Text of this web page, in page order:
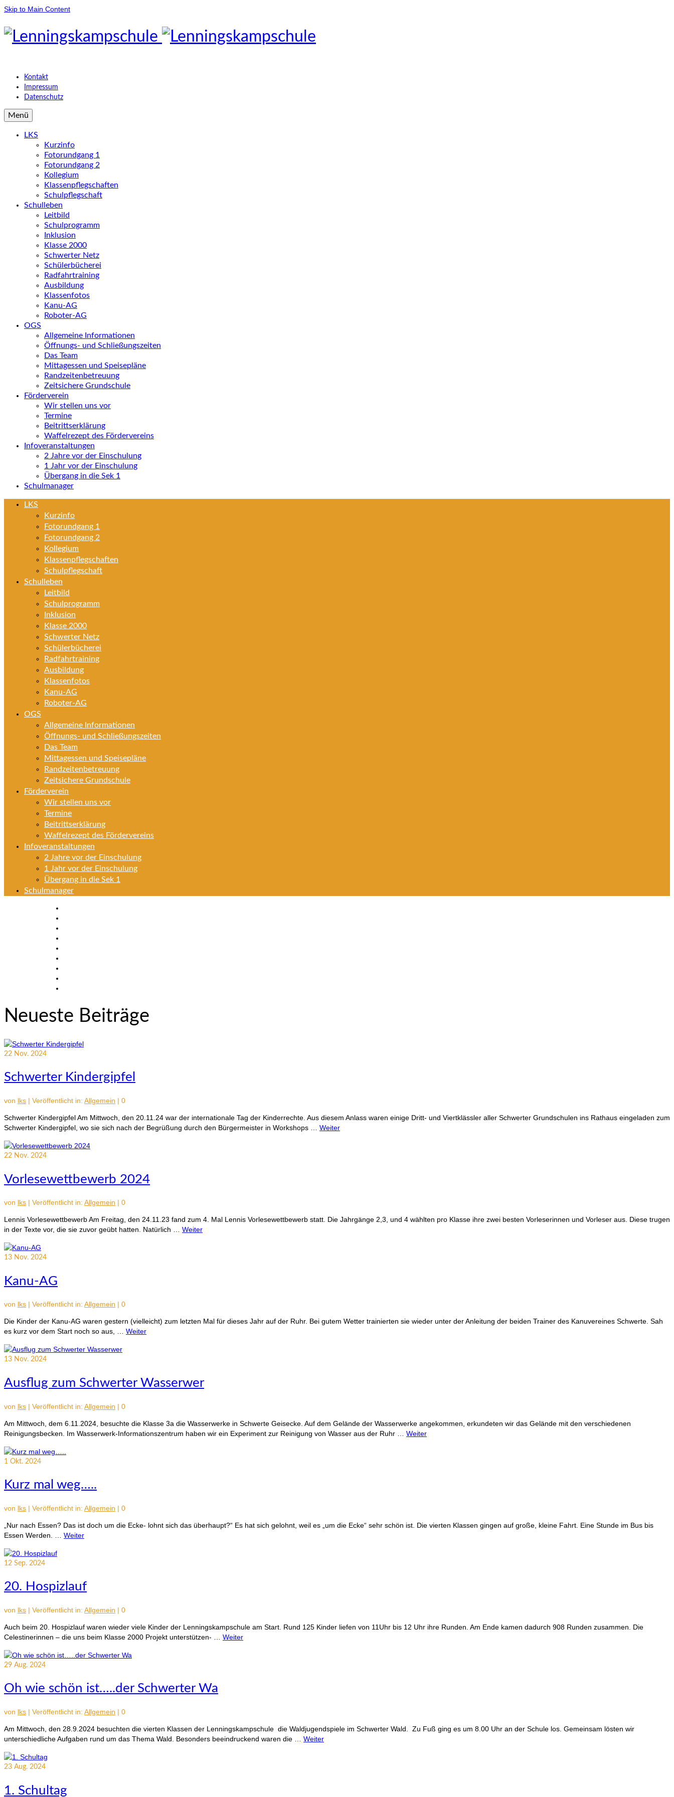
Skip to Main Content
Kontakt
Impressum
Datenschutz
Menü
LKS
Kurzinfo
Fotorundgang 1
Fotorundgang 2
Kollegium
Klassenpflegschaften
Schulpflegschaft
Schulleben
Leitbild
Schulprogramm
Inklusion
Klasse 2000
Schwerter Netz
Schülerbücherei
Radfahrtraining
Ausbildung
Klassenfotos
Kanu-AG
Roboter-AG
OGS
Allgemeine Informationen
Öffnungs- und Schließungszeiten
Das Team
Mittagessen und Speisepläne
Randzeitenbetreuung
Zeitsichere Grundschule
Förderverein
Wir stellen uns vor
Termine
Beitrittserklärung
Waffelrezept des Fördervereins
Infoveranstaltungen
2 Jahre vor der Einschulung
1 Jahr vor der Einschulung
Übergang in die Sek 1
Schulmanager
LKS
Kurzinfo
Fotorundgang 1
Fotorundgang 2
Kollegium
Klassenpflegschaften
Schulpflegschaft
Schulleben
Leitbild
Schulprogramm
Inklusion
Klasse 2000
Schwerter Netz
Schülerbücherei
Radfahrtraining
Ausbildung
Klassenfotos
Kanu-AG
Roboter-AG
OGS
Allgemeine Informationen
Öffnungs- und Schließungszeiten
Das Team
Mittagessen und Speisepläne
Randzeitenbetreuung
Zeitsichere Grundschule
Förderverein
Wir stellen uns vor
Termine
Beitrittserklärung
Waffelrezept des Fördervereins
Infoveranstaltungen
2 Jahre vor der Einschulung
1 Jahr vor der Einschulung
Übergang in die Sek 1
Schulmanager
Neueste Beiträge
22 Nov. 2024
Schwerter Kindergipfel
von lks | Veröffentlicht in: Allgemein | 0
Schwerter Kindergipfel Am Mittwoch, den 20.11.24 war der internationale Tag der Kinderrechte. Aus diesem Anlass waren einige Dritt- und Viertklässler aller Schwerter Grundschulen ins Rathaus eingeladen zum
Schwerter Kindergipfel, wo sie sich nach der Begrüßung durch den Bürgermeister in Workshops … Weiter
22 Nov. 2024
Vorlesewettbewerb 2024
von lks | Veröffentlicht in: Allgemein | 0
Lennis Vorlesewettbewerb Am Freitag, den 24.11.23 fand zum 4. Mal Lennis Vorlesewettbewerb statt. Die Jahrgänge 2,3, und 4 wählten pro Klasse ihre zwei besten Vorleserinnen und Vorleser aus. Diese trugen
in der Texte vor, die sie zuvor geübt hatten. Natürlich … Weiter
13 Nov. 2024
Kanu-AG
von lks | Veröffentlicht in: Allgemein | 0
Die Kinder der Kanu-AG waren gestern (vielleicht) zum letzten Mal für dieses Jahr auf der Ruhr. Bei gutem Wetter trainierten sie wieder unter der Anleitung der beiden Trainer des Kanuvereines Schwerte. Sah
es kurz vor dem Start noch so aus, … Weiter
13 Nov. 2024
Ausflug zum Schwerter Wasserwer
von lks | Veröffentlicht in: Allgemein | 0
Am Mittwoch, dem 6.11.2024, besuchte die Klasse 3a die Wasserwerke in Schwerte Geisecke. Auf dem Gelände der Wasserwerke angekommen, erkundeten wir das Gelände mit den verschiedenen
Reinigungsbecken. Im Wasserwerk-Informationszentrum haben wir ein Experiment zur Reinigung von Wasser aus der Ruhr … Weiter
1 Okt. 2024
Kurz mal weg…..
von lks | Veröffentlicht in: Allgemein | 0
„Nur nach Essen? Das ist doch um die Ecke- lohnt sich das überhaupt?“ Es hat sich gelohnt, weil es „um die Ecke“ sehr schön ist. Die vierten Klassen gingen auf große, kleine Fahrt. Eine Stunde im Bus bis
Essen Werden. … Weiter
12 Sep. 2024
20. Hospizlauf
von lks | Veröffentlicht in: Allgemein | 0
Auch beim 20. Hospizlauf waren wieder viele Kinder der Lenningskampschule am Start. Rund 125 Kinder liefen von 11Uhr bis 12 Uhr ihre Runden. Am Ende kamen dadurch 908 Runden zusammen. Die
Celestinerinnen – die uns beim Klasse 2000 Projekt unterstützen- … Weiter
29 Aug. 2024
Oh wie schön ist…..der Schwerter Wa
von lks | Veröffentlicht in: Allgemein | 0
Am Mittwoch, den 28.9.2024 besuchten die vierten Klassen der Lenningskampschule die Waldjugendspiele im Schwerter Wald. Zu Fuß ging es um 8.00 Uhr an der Schule los. Gemeinsam lösten wir
unterschiedliche Aufgaben rund um das Thema Wald. Besonders beeindruckend waren die … Weiter
23 Aug. 2024
1. Schultag